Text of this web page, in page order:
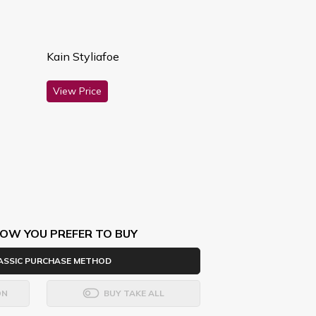
Kain Styliafoe
View Price
YOU PREFER TO BUY
PURCHASE METHOD
BUY TAKE ALL